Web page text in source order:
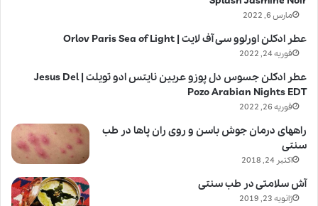
مارس 6, 2022
عطر ادکلن اورلوو سی آف لایت | Orlov Paris Sea of Light
فوریه 24, 2022
عطر ادکلن جسوس دل پوزو عربین نایتس ادو تویلت | Jesus Del
Pozo Arabian Nights EDT
فوریه 26, 2022
راههای درمان جوش باسن و روی ران پاها در طب
سنتی
اکتبر 24, 2018
آش سلامتی در طب سنتی
ژانویه 23, 2019